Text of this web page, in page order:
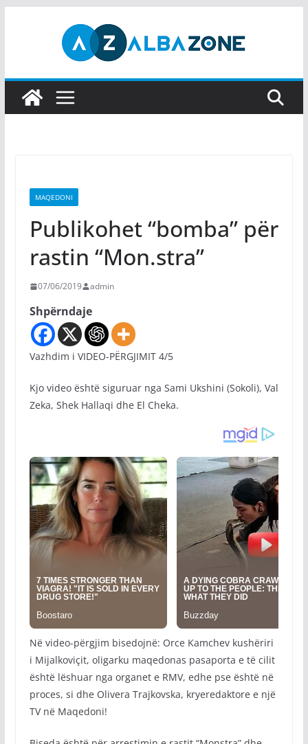
MAQEDONI
Publikohet “bomba” për
rastin “Mon.stra”
07/06/2019 admin
Shpërndaje
Vazhdim i VIDEO-PËRGJIMIT 4/5
Kjo video është siguruar nga Sami Ukshini (Sokoli), Val
Zeka, Shek Hallaqi dhe El Cheka.
Në video-përgjim bisedojnë: Orce Kamchev kushëriri
i Mijalkoviçit, oligarku maqedonas pasaporta e të cilit
është lëshuar nga organet e RMV, edhe pse është në
proces, si dhe Olivera Trajkovska, kryeredaktore e një
TV në Maqedoni!